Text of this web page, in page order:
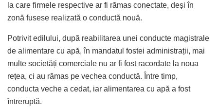
la care firmele respective ar fi rămas conectate, deși în
zonă fusese realizată o conductă nouă.
Potrivit edilului, după reabilitarea unei conducte magistrale
de alimentare cu apă, în mandatul fostei administrații, mai
multe societăți comerciale nu ar fi fost racordate la noua
rețea, ci au rămas pe vechea conductă. Între timp,
conducta veche a cedat, iar alimentarea cu apă a fost
întreruptă.